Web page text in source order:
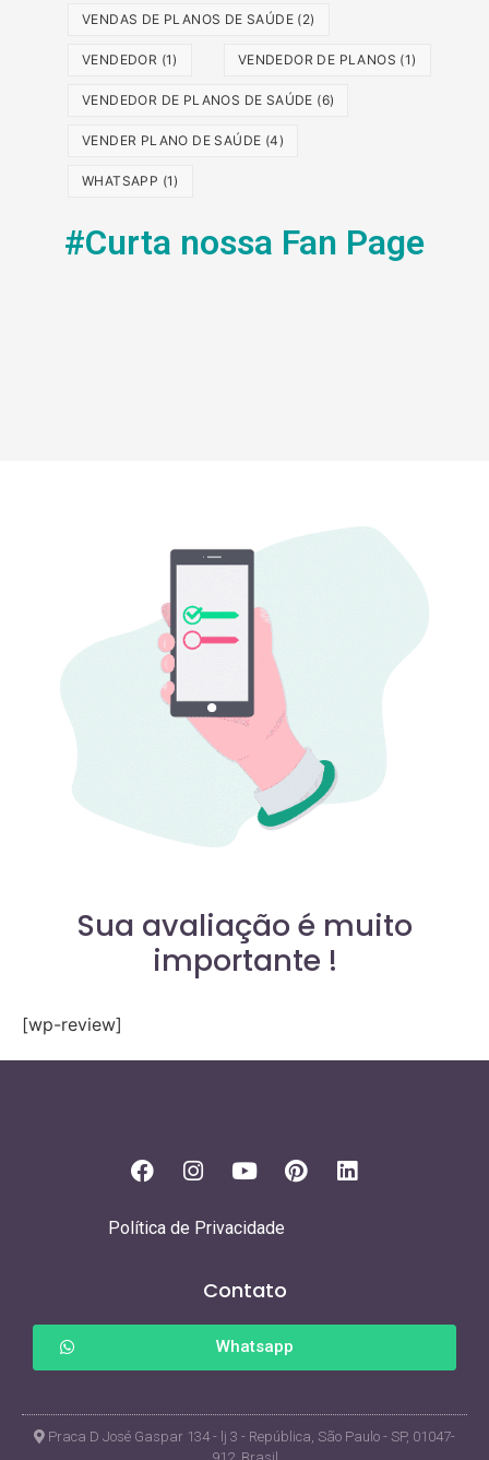
VENDAS DE PLANOS DE SAÚDE (2)
VENDEDOR (1) VENDEDOR DE PLANOS (1)
VENDEDOR DE PLANOS DE SAÚDE (6)
VENDER PLANO DE SAÚDE (4)
WHATSAPP (1)
#Curta nossa Fan Page
Sua avaliação é muito
importante !
[wp-review]
Política de Privacidade
Contato
Whatsapp
Praca D José Gaspar 134 - lj 3 - República, São Paulo - SP, 01047-